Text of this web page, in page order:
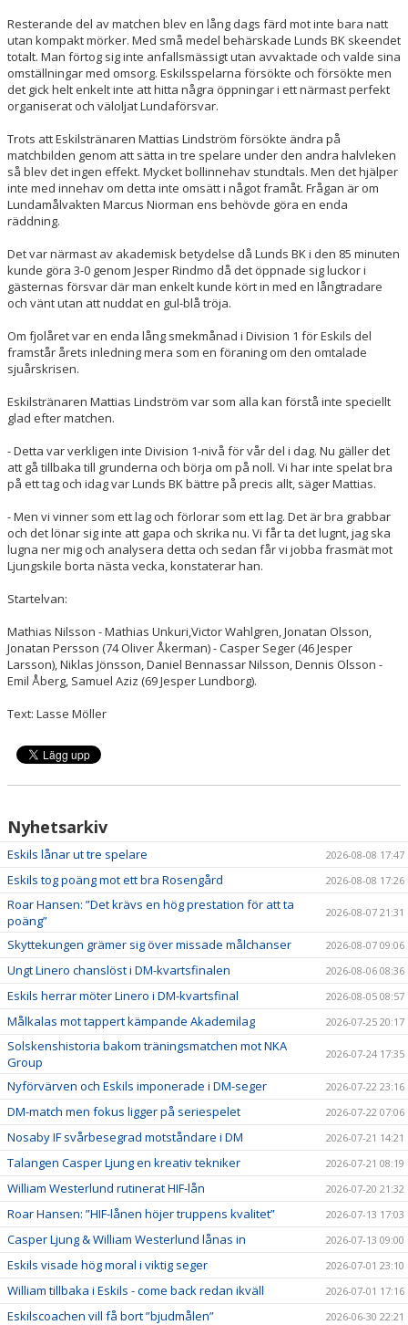
Resterande del av matchen blev en lång dags färd mot inte bara natt
utan kompakt mörker. Med små medel behärskade Lunds BK skeendet
totalt. Man förtog sig inte anfallsmässigt utan avvaktade och valde sina
omställningar med omsorg. Eskilsspelarna försökte och försökte men
det gick helt enkelt inte att hitta några öppningar i ett närmast perfekt
organiserat och väloljat Lundaförsvar.
Trots att Eskilstränaren Mattias Lindström försökte ändra på
matchbilden genom att sätta in tre spelare under den andra halvleken
så blev det ingen effekt. Mycket bollinnehav stundtals. Men det hjälper
inte med innehav om detta inte omsätt i något framåt. Frågan är om
Lundamålvakten Marcus Niorman ens behövde göra en enda
räddning.
Det var närmast av akademisk betydelse då Lunds BK i den 85 minuten
kunde göra 3-0 genom Jesper Rindmo då det öppnade sig luckor i
gästernas försvar där man enkelt kunde kört in med en långtradare
och vänt utan att nuddat en gul-blå tröja.
Om fjolåret var en enda lång smekmånad i Division 1 för Eskils del
framstår årets inledning mera som en föraning om den omtalade
sjuårskrisen.
Eskilstränaren Mattias Lindström var som alla kan förstå inte speciellt
glad efter matchen.
- Detta var verkligen inte Division 1-nivå för vår del i dag. Nu gäller det
att gå tillbaka till grunderna och börja om på noll. Vi har inte spelat bra
på ett tag och idag var Lunds BK bättre på precis allt, säger Mattias.
- Men vi vinner som ett lag och förlorar som ett lag. Det är bra grabbar
och det lönar sig inte att gapa och skrika nu. Vi får ta det lugnt, jag ska
lugna ner mig och analysera detta och sedan får vi jobba frasmät mot
Ljungskile borta nästa vecka, konstaterar han.
Startelvan:
Mathias Nilsson - Mathias Unkuri,Victor Wahlgren, Jonatan Olsson,
Jonatan Persson (74 Oliver Åkerman) - Casper Seger (46 Jesper
Larsson), Niklas Jönsson, Daniel Bennassar Nilsson, Dennis Olsson -
Emil Åberg, Samuel Aziz (69 Jesper Lundborg).
Text: Lasse Möller
Nyhetsarkiv
Eskils lånar ut tre spelare 2026-08-08 17:47
Eskils tog poäng mot ett bra Rosengård 2026-08-08 17:26
Roar Hansen: ”Det krävs en hög prestation för att ta
poäng”
2026-08-07 21:31
Skyttekungen grämer sig över missade målchanser 2026-08-07 09:06
Ungt Linero chanslöst i DM-kvartsfinalen 2026-08-06 08:36
Eskils herrar möter Linero i DM-kvartsfinal 2026-08-05 08:57
Målkalas mot tappert kämpande Akademilag 2026-07-25 20:17
Solskenshistoria bakom träningsmatchen mot NKA
Group
2026-07-24 17:35
Nyförvärven och Eskils imponerade i DM-seger 2026-07-22 23:16
DM-match men fokus ligger på seriespelet 2026-07-22 07:06
Nosaby IF svårbesegrad motståndare i DM 2026-07-21 14:21
Talangen Casper Ljung en kreativ tekniker 2026-07-21 08:19
William Westerlund rutinerat HIF-lån 2026-07-20 21:32
Roar Hansen: ”HIF-lånen höjer truppens kvalitet” 2026-07-13 17:03
Casper Ljung & William Westerlund lånas in 2026-07-13 09:00
Eskils visade hög moral i viktig seger 2026-07-01 23:10
William tillbaka i Eskils - come back redan ikväll 2026-07-01 17:16
Eskilscoachen vill få bort ”bjudmålen” 2026-06-30 22:21